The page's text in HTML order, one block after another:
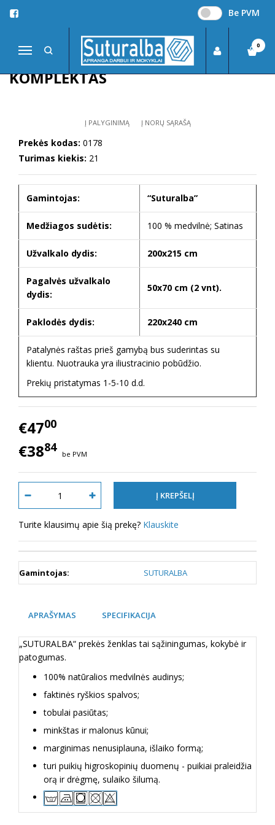
Be PVM
Navigacija
0
Pagrindinis
Dvigulis patalynės komplektas
DVIGULIS PATALYNĖS
KOMPLEKTAS
Į PALYGINIMĄ Į NORŲ SĄRAŠĄ
Prekės kodas: 0178
Turimas kiekis: 21
Gamintojas: “Suturalba”
Medžiagos sudėtis: 100 % medvilnė; Satinas
Užvalkalo dydis: 200x215 cm
Pagalvės užvalkalo
dydis:
50x70 cm (2 vnt).
Paklodės dydis: 220x240 cm
Patalynės raštas prieš gamybą bus suderintas su
klientu. Nuotrauka yra iliustracinio pobūdžio.
Prekių pristatymas 1-5-10 d.d.
€4700
€3884 be PVM
Turite klausimų apie šią prekę? Klauskite
Gamintojas: SUTURALBA
APRAŠYMAS SPECIFIKACIJA
„SUTURALBA“ prekės ženklas tai sąžiningumas, kokybė ir
patogumas.
100% natūralios medvilnės audinys;
faktinės ryškios spalvos;
tobulai pasiūtas;
minkštas ir malonus kūnui;
marginimas nenusiplauna, išlaiko formą;
turi puikių higroskopinių duomenų - puikiai praleidžia
orą ir drėgmę, sulaiko šilumą.